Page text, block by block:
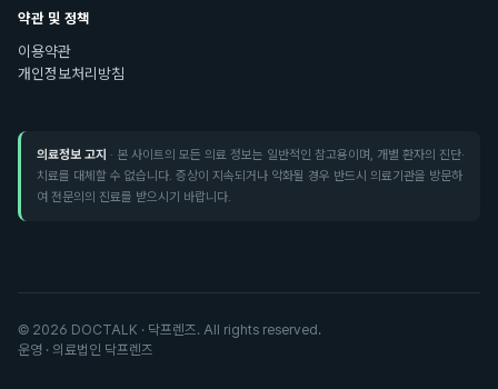
약관 및 정책
이용약관
개인정보처리방침
의료정보 고지 · 본 사이트의 모든 의료 정보는 일반적인 참고용이며, 개별 환자의 진단·
치료를 대체할 수 없습니다. 증상이 지속되거나 악화될 경우 반드시 의료기관을 방문하
여 전문의의 진료를 받으시기 바랍니다.
© 2026 DOCTALK · 닥프렌즈. All rights reserved.
운영 · 의료법인 닥프렌즈